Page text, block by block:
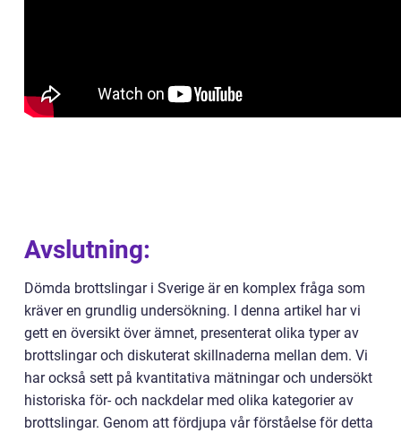
Avslutning:
Dömda brottslingar i Sverige är en komplex fråga som
kräver en grundlig undersökning. I denna artikel har vi
gett en översikt över ämnet, presenterat olika typer av
brottslingar och diskuterat skillnaderna mellan dem. Vi
har också sett på kvantitativa mätningar och undersökt
historiska för- och nackdelar med olika kategorier av
brottslingar. Genom att fördjupa vår förståelse för detta